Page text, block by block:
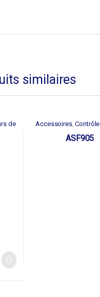
similaires
de
Accessoires,
ASF905